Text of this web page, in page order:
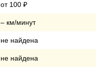
от 100 ₽
– км/минут
не найдена
не найдена